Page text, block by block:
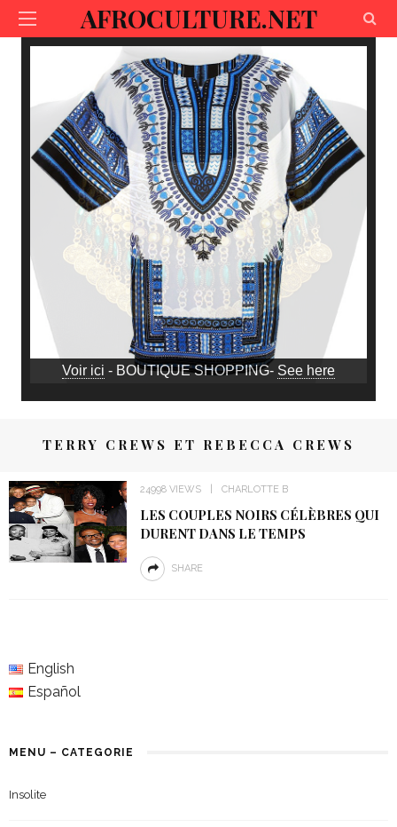
AFROCULTURE.NET
Voir ici - BOUTIQUE SHOPPING- See here
TERRY CREWS ET REBECCA CREWS
24998 VIEWS CHARLOTTE B
LES COUPLES NOIRS CÉLÈBRES QUI
DURENT DANS LE TEMPS
SHARE
English
Español
MENU – CATEGORIE
Insolite